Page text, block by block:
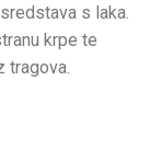
s laka.
krpe te
tragova.